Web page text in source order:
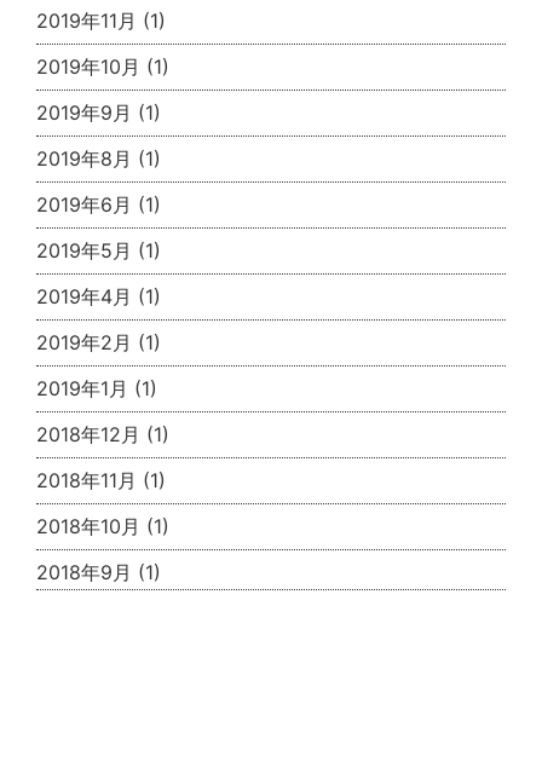
2019年11月 (1)
2019年10月 (1)
2019年9月 (1)
2019年8月 (1)
2019年6月 (1)
2019年5月 (1)
2019年4月 (1)
2019年2月 (1)
2019年1月 (1)
2018年12月 (1)
2018年11月 (1)
2018年10月 (1)
2018年9月 (1)